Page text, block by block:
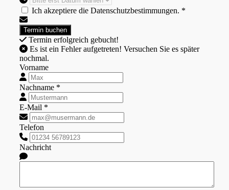
Ich akzeptiere die Datenschutzbestimmungen. *
Termin erfolgreich gebucht!
nochmal.
Vorname
Nachname *
E-Mail *
Telefon
Nachricht